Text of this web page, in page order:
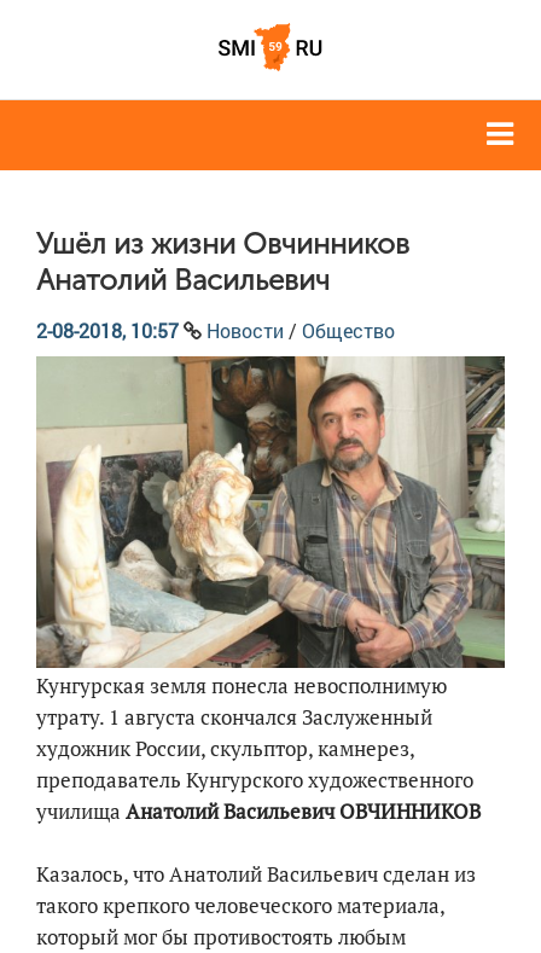
Ушёл из жизни Овчинников
Анатолий Васильевич
2-08-2018, 10:57 Новости / Общество
Кунгурская земля понесла невосполнимую
утрату. 1 августа скончался Заслуженный
художник России, скульптор, камнерез,
преподаватель Кунгурского художественного
училища Анатолий Васильевич ОВЧИННИКОВ
Казалось, что Анатолий Васильевич сделан из
такого крепкого человеческого материала,
который мог бы противостоять любым